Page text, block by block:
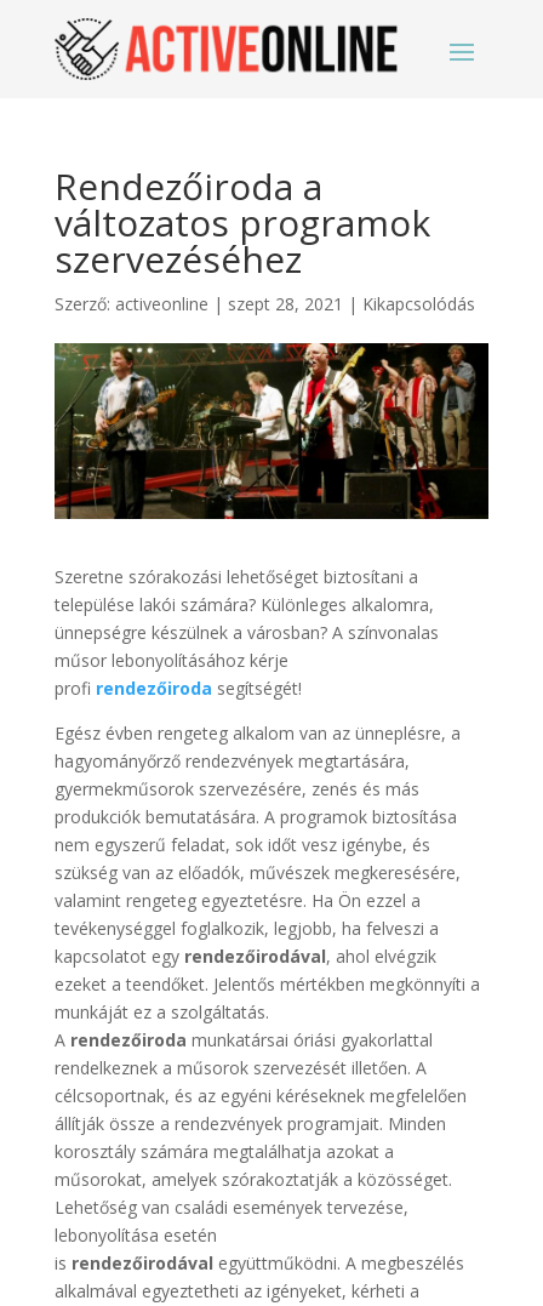
Rendezőiroda a
változatos programok
szervezéséhez
Szerző: activeonline | szept 28, 2021 | Kikapcsolódás
Szeretne szórakozási lehetőséget biztosítani a
települése lakói számára? Különleges alkalomra,
ünnepségre készülnek a városban? A színvonalas
műsor lebonyolításához kérje
profi rendezőiroda segítségét!
Egész évben rengeteg alkalom van az ünneplésre, a
hagyományőrző rendezvények megtartására,
gyermekműsorok szervezésére, zenés és más
produkciók bemutatására. A programok biztosítása
nem egyszerű feladat, sok időt vesz igénybe, és
szükség van az előadók, művészek megkeresésére,
valamint rengeteg egyeztetésre. Ha Ön ezzel a
tevékenységgel foglalkozik, legjobb, ha felveszi a
kapcsolatot egy rendezőirodával, ahol elvégzik
ezeket a teendőket. Jelentős mértékben megkönnyíti a
munkáját ez a szolgáltatás.
A rendezőiroda munkatársai óriási gyakorlattal
rendelkeznek a műsorok szervezését illetően. A
célcsoportnak, és az egyéni kéréseknek megfelelően
állítják össze a rendezvények programjait. Minden
korosztály számára megtalálhatja azokat a
műsorokat, amelyek szórakoztatják a közösséget.
Lehetőség van családi események tervezése,
lebonyolítása esetén
is rendezőirodával együttműködni. A megbeszélés
alkalmával egyeztetheti az igényeket, kérheti a